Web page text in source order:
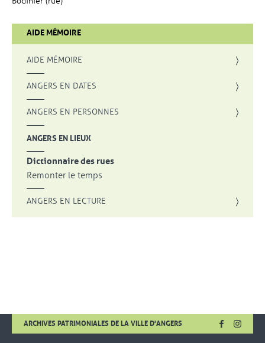
AIDE MÉMOIRE
AIDE MÉMOIRE
ANGERS EN DATES
ANGERS EN PERSONNES
ANGERS EN LIEUX
Dictionnaire des rues
Remonter le temps
ANGERS EN LECTURE
ARCHIVES PATRIMONIALES DE LA VILLE D'ANGERS FACEBOOK
, OUVRE
,